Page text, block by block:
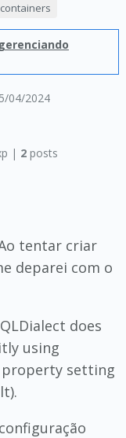
04/2024
| 2posts
tentar criar
deparei com o
does
using
setting